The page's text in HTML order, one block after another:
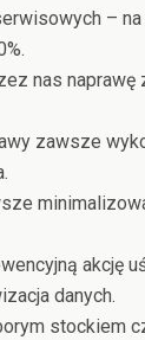
–
nas
zawsze
akcję
danych.
stockiem